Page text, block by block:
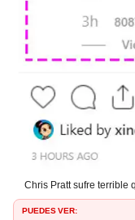
Chris Pratt sufre terrible
PUEDES VER: